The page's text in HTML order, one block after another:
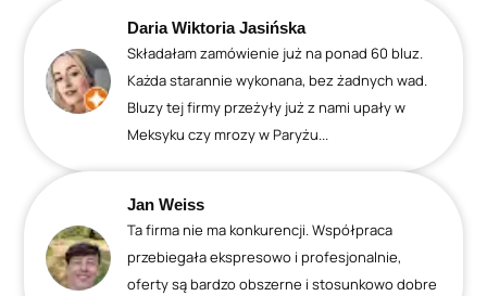
Daria Wiktoria Jasińska
Składałam zamówienie już na ponad 60 bluz.
Każda starannie wykonana, bez żadnych wad.
Bluzy tej firmy przeżyły już z nami upały w
Meksyku czy mrozy w Paryżu...
Jan Weiss
Ta firma nie ma konkurencji. Współpraca
przebiegała ekspresowo i profesjonalnie,
oferty są bardzo obszerne i stosunkowo dobre